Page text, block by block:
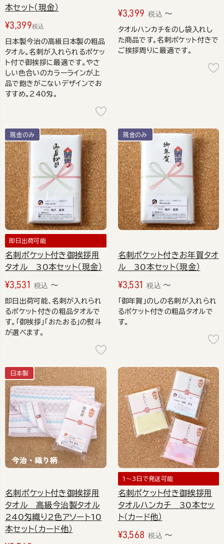
本セット（現金）
¥3,399税込
日本製今治の高級日本製の粗品
タオル。名刺が入れられるポケッ
ト付で御挨拶に最適です。やさ
しい色合いのカラーラインが上
品で飽きがこないデザインでお
すすめ。240匁。
¥3,399 税込 〜
タオルハンカチをのし袋入れし
た商品です。名刺ポケット付きで
ご挨拶周りに最適です。
即日出荷可能
名刺ポケット付き御挨拶用
タオル 30本セット（現金）
現金のみ
¥3,531 税込 〜
即日出荷可能、名刺が入れられ
るポケット付きの粗品タオルで
す。「御挨拶」「おたおる」の熨斗
が選べます。
名刺ポケット付きお年賀タオ
ル 30本セット（現金）
現金のみ
¥3,531 税込 〜
「御年賀」のしの名刺が入れられ
るポケット付きの粗品タオルで
す。
名刺ポケット付き御挨拶用
タオル 高級今治製タオル
240匁織り2色アソート10
本セット（カード他）
日本製
1～3日で発送可能
名刺ポケット付き御挨拶用
タオルハンカチ 30本セッ
ト（カード他）
¥3,568 税込 〜